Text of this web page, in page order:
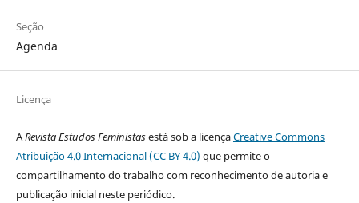
Seção
Agenda
Licença
ARevista Estudos Feministasestá sob a licençaCreative Commons
Atribuição 4.0 Internacional (CC BY 4.0) que permite o
compartilhamento do trabalho com reconhecimento de autoria e
publicação inicial neste periódico.